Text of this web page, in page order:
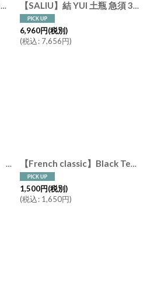
【LONDON CLOCK】THOMAS ロンドンクロック トーマス クリーム イギリス ロンドン おしゃれ 置き時計 英国 保証書 【SALIU】結 YUI 土瓶 急須 330ml 湯呑み（布なし内紙なし） 3点セット ギフトセット 美濃焼
6,960円(税別)
(税込: 7,656円)
【江戸硝子】ガラス 片口 徳利 酒器 江戸 浮世 うきよ 手作り 【French classic】Black Tea スペシャルバージョン 限定 ハンドクリーム S ブラックティー 30ml /BOX入り/フレンチクラシック/フランス製
1,500円(税別)
(税込: 1,650円)